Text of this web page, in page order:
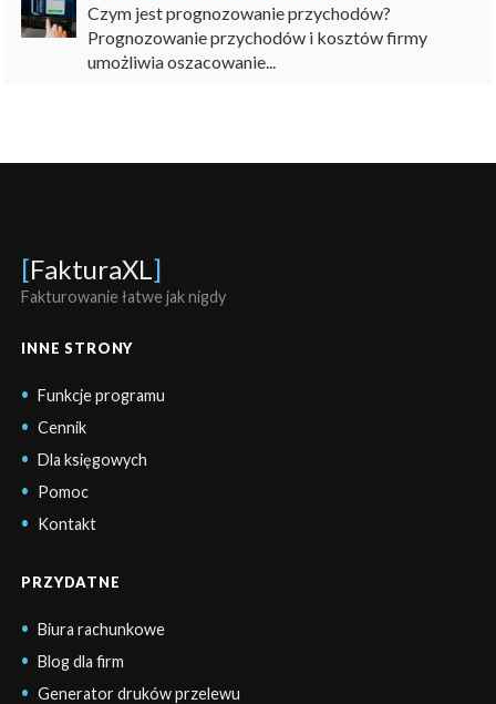
Czym jest prognozowanie przychodów?
Prognozowanie przychodów i kosztów firmy
umożliwia oszacowanie...
[FakturaXL ]
Fakturowanie łatwe jak nigdy
INNE STRONY
Funkcje programu
Cennik
Dla księgowych
Pomoc
Kontakt
PRZYDATNE
Biura rachunkowe
Blog dla firm
Generator druków przelewu